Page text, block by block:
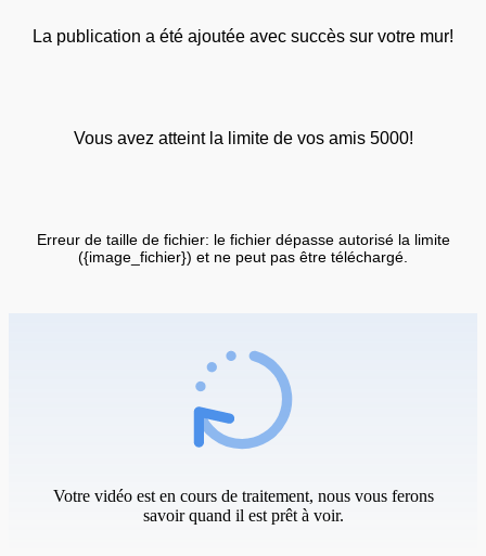
La publication a été ajoutée avec succès sur votre mur!
Vous avez atteint la limite de vos amis 5000!
Erreur de taille de fichier: le fichier dépasse autorisé la limite
({image_fichier}) et ne peut pas être téléchargé.
Votre vidéo est en cours de traitement, nous vous ferons
savoir quand il est prêt à voir.